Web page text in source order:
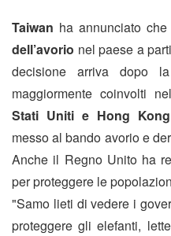
Taiwan ha annunciato
dell’avorio nel paese a
decisione arriva dopo
maggiormente coinvolti
Stati Uniti e Hong Kong
messo al bando avorio e
Anche il Regno Unito ha
per proteggere le
"Samo lieti di vedere i
proteggere gli elefanti,